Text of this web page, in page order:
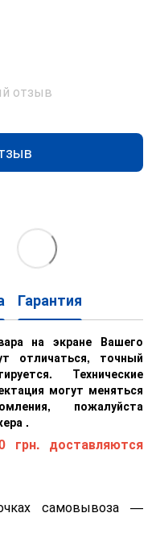
отзыв
Гарантия
на экране Вашего
отличаться, точный
Технические
могут меняться
пожалуйста
.
доставляются
самовывоза —